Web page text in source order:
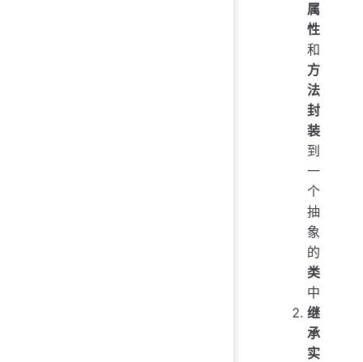
属
性
和
方
法
封
装
到
一
个
抽
象
的
类
中
继
承
实